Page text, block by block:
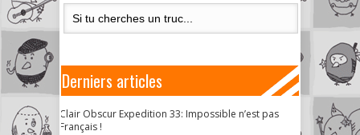
Derniers articles
Clair Obscur Expedition 33: Impossible n’est pas
Français !